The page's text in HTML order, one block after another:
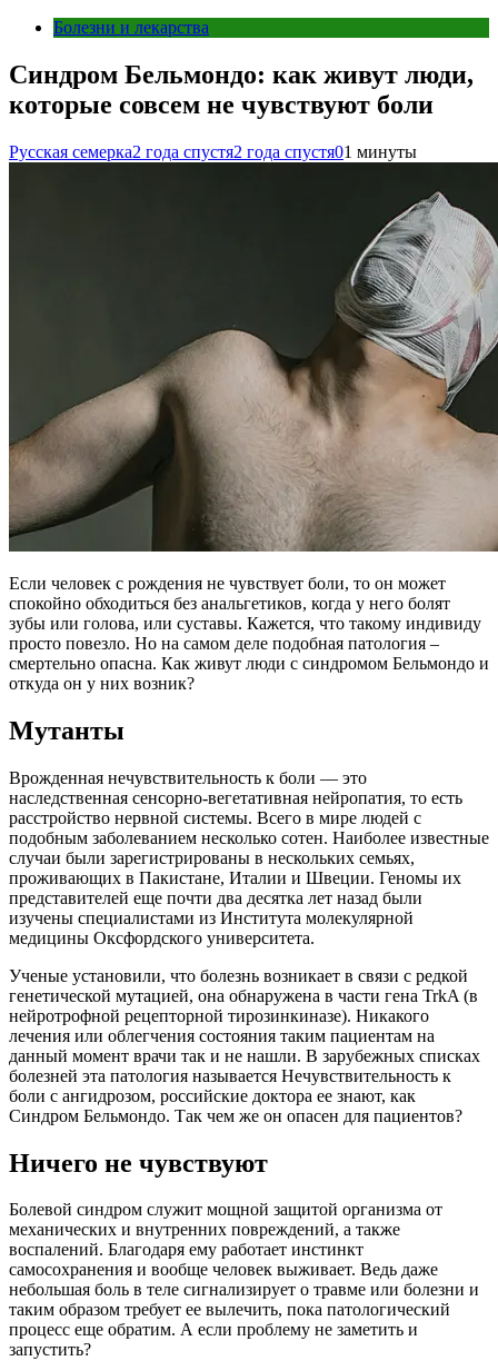
Болезни и лекарства
Синдром Бельмондо: как живут люди,
которые совсем не чувствуют боли
Русская семерка2 года спустя2 года спустя01 минуты
Если человек с рождения не чувствует боли, то он может
спокойно обходиться без анальгетиков, когда у него болят
зубы или голова, или суставы. Кажется, что такому индивиду
просто повезло. Но на самом деле подобная патология –
смертельно опасна. Как живут люди с синдромом Бельмондо и
откуда он у них возник?
Мутанты
Врожденная нечувствительность к боли — это
наследственная сенсорно-вегетативная нейропатия, то есть
расстройство нервной системы. Всего в мире людей с
подобным заболеванием несколько сотен. Наиболее известные
случаи были зарегистрированы в нескольких семьях,
проживающих в Пакистане, Италии и Швеции. Геномы их
представителей еще почти два десятка лет назад были
изучены специалистами из Института молекулярной
медицины Оксфордского университета.
Ученые установили, что болезнь возникает в связи с редкой
генетической мутацией, она обнаружена в части гена TrkA (в
нейротрофной рецепторной тирозинкиназе). Никакого
лечения или облегчения состояния таким пациентам на
данный момент врачи так и не нашли. В зарубежных списках
болезней эта патология называется Нечувствительность к
боли с ангидрозом, российские доктора ее знают, как
Синдром Бельмондо. Так чем же он опасен для пациентов?
Ничего не чувствуют
Болевой синдром служит мощной защитой организма от
механических и внутренних повреждений, а также
воспалений. Благодаря ему работает инстинкт
самосохранения и вообще человек выживает. Ведь даже
небольшая боль в теле сигнализирует о травме или болезни и
таким образом требует ее вылечить, пока патологический
процесс еще обратим. А если проблему не заметить и
запустить?